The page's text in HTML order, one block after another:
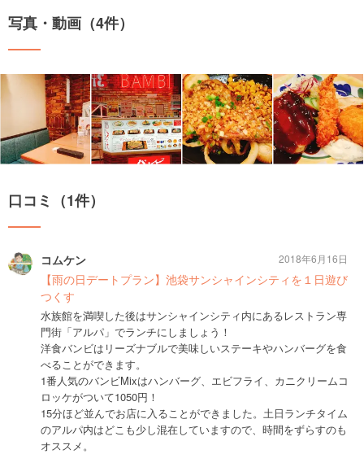
写真・動画（4件）
口コミ（1件）
コムケン
【雨の日デートプラン】池袋サンシャインシティを１日遊び
つくす
水族館を満喫した後はサンシャインシティ内にあるレストラン専
門街「アルパ」でランチにしましょう！
洋食バンビはリーズナブルで美味しいステーキやハンバーグを食
べることができます。
1番人気のバンビMixはハンバーグ、エビフライ、カニクリームコ
ロッケがついて1050円！
15分ほど並んでお店に入ることができました。土日ランチタイム
のアルパ内はどこも少し混在していますので、時間をずらすのも
オススメ。
2018年6月16日